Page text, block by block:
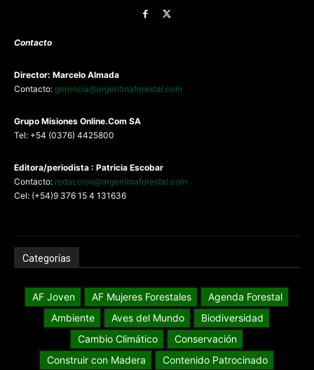
Contacto
Director: Marcelo Almada
Contacto: gerencia@argentinaforestal.com
Grupo Misiones Online.Com SA
Tel: +54 (0376) 4425800
Editora/periodista : Patricia Escobar
Contacto: redaccion@argentinaforestal.com
Cel: (+54)9 376 15 4 131636
Categorías
AF Joven AF Mujeres Forestales
Agenda Forestal
Ambiente
Aves del Mundo
Biodiversidad
Cambio Climático
Conservación
Construir con Madera
Contenido Patrocinado